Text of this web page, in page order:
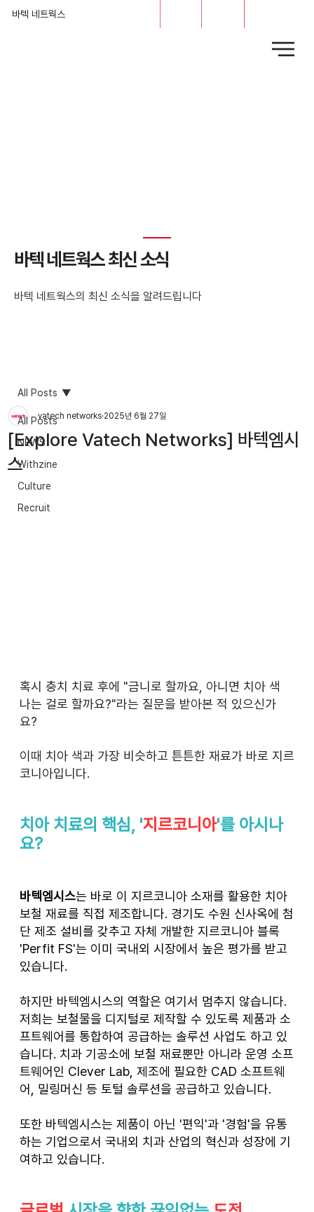
바텍 네트웍스
​바텍 네트웍스 최신 소식
바텍 네트웍스의 최신 소식을 알려드립니다
All Posts
NEWS
Withzine
Culture
Recruit
All Posts
[Explore Vatech Networks] 바텍엠시
스
vatech networks 2025년 6월 27일
혹시 충치 치료 후에 "금니로 할까요, 아니면 치아 색
나는 걸로 할까요?"라는 질문을 받아본 적 있으신가
요?
이때 치아 색과 가장 비슷하고 튼튼한 재료가 바로 지르
코니아입니다.
치아 치료의 핵심, '지르코니아'를 아시나
요?
바텍엠시스는 바로 이 지르코니아 소재를 활용한 치아
보철 재료를 직접 제조합니다. 경기도 수원 신사옥에 첨
단 제조 설비를 갖추고 자체 개발한 지르코니아 블록
'Perfit FS'는 이미 국내외 시장에서 높은 평가를 받고
있습니다.
하지만 바텍엠시스의 역할은 여기서 멈추지 않습니다.
저희는 보철물을 디지털로 제작할 수 있도록 제품과 소
프트웨어를 통합하여 공급하는 솔루션 사업도 하고 있
습니다. 치과 기공소에 보철 재료뿐만 아니라 운영 소프
트웨어인 Clever Lab, 제조에 필요한 CAD 소프트웨
어, 밀링머신 등 토털 솔루션을 공급하고 있습니다.
또한 바텍엠시스는 제품이 아닌 '편익'과 '경험'을 유통
하는 기업으로서 국내외 치과 산업의 혁신과 성장에 기
여하고 있습니다.